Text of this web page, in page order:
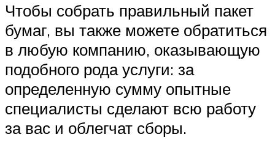
Чтобы собрать правильный пакет
бумаг, вы также можете обратиться
в любую компанию, оказывающую
подобного рода услуги: за
определенную сумму опытные
специалисты сделают всю работу
за вас и облегчат сборы.